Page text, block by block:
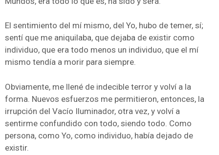
El sentimiento del mí mismo, del Yo, hubo de temer, sí;
sentí que me aniquilaba, que dejaba de existir como
individuo, que era todo menos un individuo, que el mí
mismo tendía a morir para siempre.
Obviamente, me llené de indecible terror y volví a la
forma. Nuevos esfuerzos me permitieron, entonces, la
irrupción del Vacío Iluminador, otra vez, y volví a
sentirme confundido con todo, siendo todo. Como
persona, como Yo, como individuo, había dejado de
existir.